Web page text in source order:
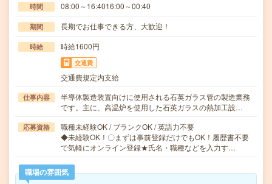
時間 08:00～16:4016:00～00:40
期間 長期でお仕事できる方、大歓迎！
時給 時給1600円
交通費
交通費規定内支給
仕事内容
半導体製造装置向けに使用される石英ガラス管の製造業務
です。主に、高温炉を使用した石英ガラスの熱加工設…
応募資格
職種未経験OK / ブランクOK / 英語力不要
◆未経験OK！〇まずは事前登録だけでもOK！履歴書不要
で気軽にオンライン登録★氏名・職種などを入力す…
職場の雰囲気